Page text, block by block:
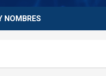
NOMBRES